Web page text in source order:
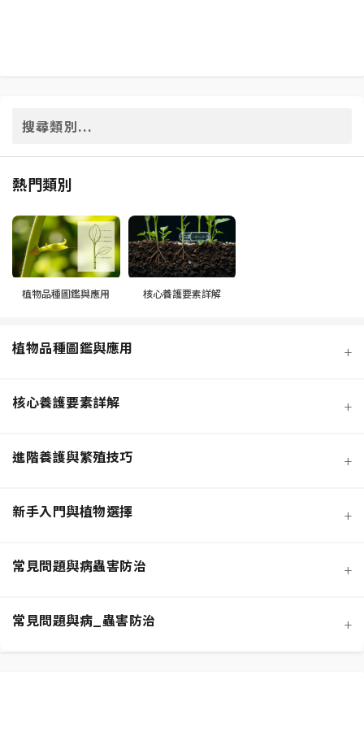
熱門類別
植物品種圖鑑與應用 核心養護要素詳解
植物品種圖鑑與應用 +
寵物安全與有毒植物清單
功能性植物推薦 (淨化空氣)
核心養護要素詳解 +
施肥策略：植物的營養補充
進階養護與繁殖技巧 +
新手入門與植物選擇 +
常見問題與病蟲害防治 +
常見問題與病_蟲害防治 +